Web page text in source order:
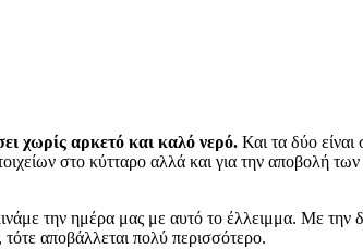
χωρίς αρκετό και καλό νερό. Και τα δύο
στο κύτταρο αλλά και για την αποβολή των
την ημέρα μας με αυτό το έλλειμμα. Με
αποβάλλεται πολύ περισσότερο.